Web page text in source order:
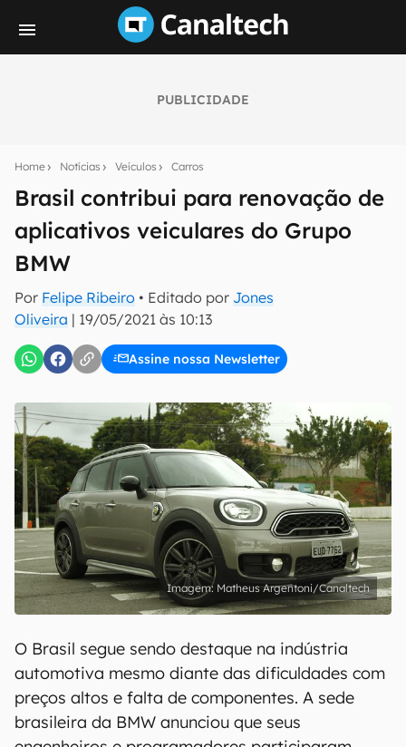
PUBLICIDADE
Home Notícias Veículos Carros
Brasil contribui para renovação de
aplicativos veiculares do Grupo
BMW
Por Felipe Ribeiro • Editado por Jones
Oliveira | 19/05/2021 às 10:13
Assine nossa Newsletter
notícias e reviews sobre tecnologia em primeira
mão.
E-mail
inscreva-se
Confirmo que li, aceito e concordo com os Termos de
Uso e Política de Privacidade do Canaltech.
Matheus Argentoni/Canaltech
O Brasil segue sendo destaque na indústria
automotiva mesmo diante das dificuldades com
preços altos e falta de componentes. A sede
brasileira da BMW anunciou que seus